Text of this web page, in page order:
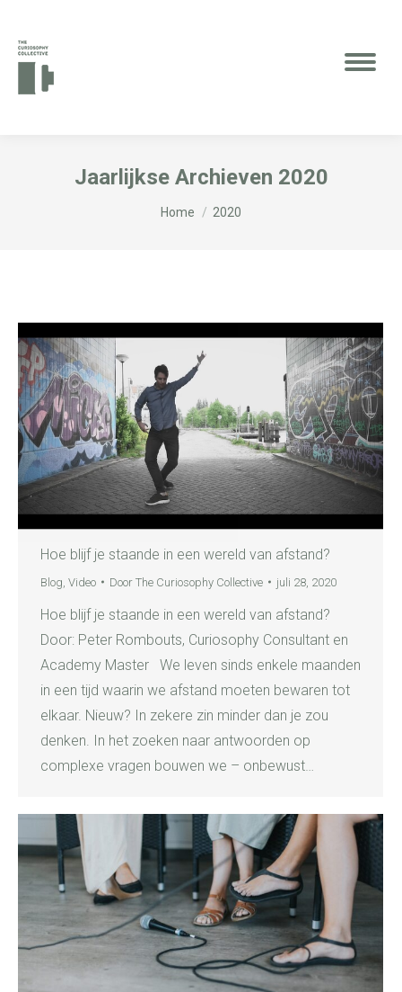
Jaarlijkse Archieven 2020
Je bent hier:
Home 2020
Hoe blijf je staande in een wereld van afstand?
Blog Video Door The Curiosophy Collective juli 28, 2020
Hoe blijf je staande in een wereld van afstand?
Door: Peter Rombouts, Curiosophy Consultant en
Academy Master We leven sinds enkele maanden
in een tijd waarin we afstand moeten bewaren tot
elkaar. Nieuw? In zekere zin minder dan je zou
denken. In het zoeken naar antwoorden op
complexe vragen bouwen we – onbewust…